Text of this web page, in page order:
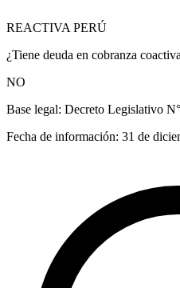
REACTIVA PERÚ
¿Tiene deuda en cobranza
NO
Base legal: Decreto Legislativo
Fecha de información: 31 de